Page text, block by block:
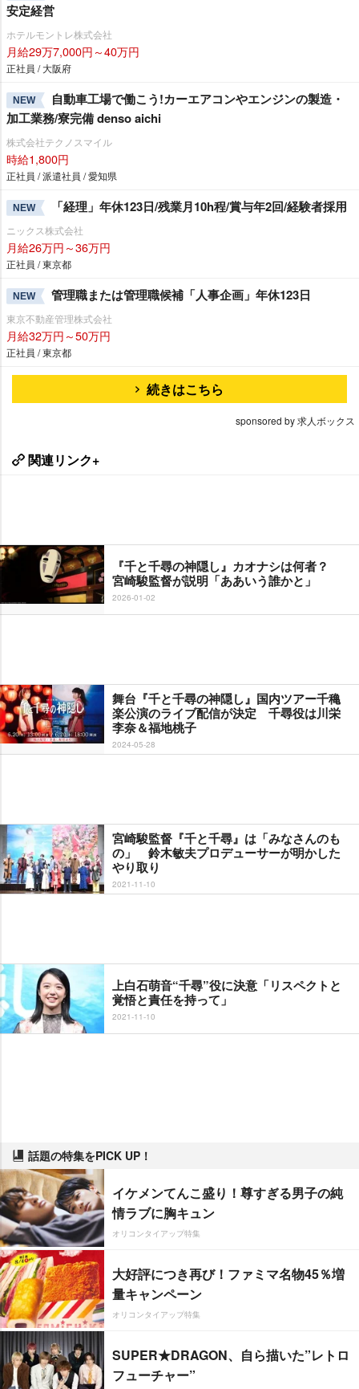
安定経営
ホテルモントレ株式会社
月給29万7,000円～40万円
正社員 / 大阪府
NEW
自動車工場で働こう!カーエアコンやエンジンの製造・
加工業務/寮完備 denso aichi
株式会社テクノスマイル
時給1,800円
正社員 / 派遣社員 / 愛知県
NEW 「経理」年休123日/残業月10h程/賞与年2回/経験者採用
ニックス株式会社
月給26万円～36万円
正社員 / 東京都
NEW 管理職または管理職候補「人事企画」年休123日
東京不動産管理株式会社
月給32万円～50万円
正社員 / 東京都
続きはこちら
sponsored by 求人ボックス
関連リンク+
『千と千尋の神隠し』カオナシは何者？
宮崎駿監督が説明「ああいう誰かと」
2026-01-02
舞台『千と千尋の神隠し』国内ツアー千穐
楽公演のライブ配信が決定 千尋役は川栄
李奈＆福地桃子
2024-05-28
宮崎駿監督『千と千尋』は「みなさんのも
の」 鈴木敏夫プロデューサーが明かした
り取り
2021-11-10
上白石萌音“千尋”役に決意「リスペクトと
覚悟と責任を持って」
2021-11-10
話題の特集をPICK UP！
イケメンてんこ盛り！尊すぎる男子の純
情ラブに胸キュン
オリコンタイアップ特集
大好評につき再び！ファミマ名物45％増
量キャンペーン
オリコンタイアップ特集
SUPER★DRAGON、自ら描いた”レトロ
フューチャー”